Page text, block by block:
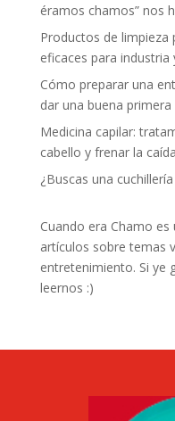
éramos chamos” nos
Productos de limpieza
eficaces para industria
Cómo preparar una
dar una buena
Medicina capilar:
cabello y frenar la caída
¿Buscas una
Cuando era Chamo
artículos sobre temas
entretenimiento. Si ye
leernos :)